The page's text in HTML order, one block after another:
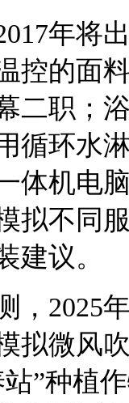
年将
控的面
二职；
循环水
体机电
拟不同
建议。
2025年
拟微风
”种植